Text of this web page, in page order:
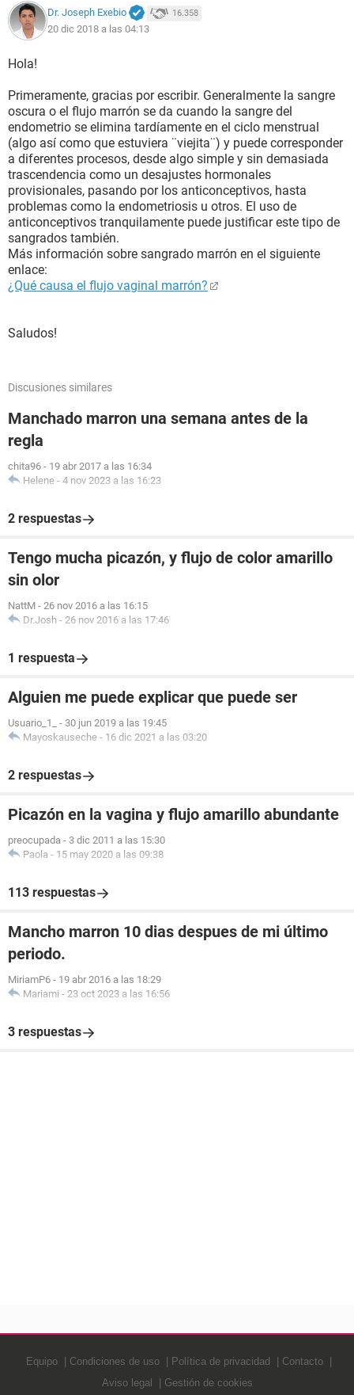
Dr. Joseph Exebio 16.358
20 dic 2018 a las 04:13
Hola!
Primeramente, gracias por escribir. Generalmente la sangre
oscura o el flujo marrón se da cuando la sangre del
endometrio se elimina tardíamente en el ciclo menstrual
(algo así como que estuviera ¨viejita¨) y puede corresponder
a diferentes procesos, desde algo simple y sin demasiada
trascendencia como un desajustes hormonales
provisionales, pasando por los anticonceptivos, hasta
problemas como la endometriosis u otros. El uso de
anticonceptivos tranquilamente puede justificar este tipo de
sangrados también.
Más información sobre sangrado marrón en el siguiente
enlace:
¿Qué causa el flujo vaginal marrón?
Saludos!
Discusiones similares
Manchado marron una semana antes de la
regla
chita96 - 19 abr 2017 a las 16:34
Helene - 4 nov 2023 a las 16:23
2 respuestas
Tengo mucha picazón, y flujo de color amarillo
sin olor
NattM - 26 nov 2016 a las 16:15
Dr.Josh - 26 nov 2016 a las 17:46
1 respuesta
Alguien me puede explicar que puede ser
Usuario_1_ - 30 jun 2019 a las 19:45
Mayoskauseche - 16 dic 2021 a las 03:20
2 respuestas
Picazón en la vagina y flujo amarillo abundante
preocupada - 3 dic 2011 a las 15:30
Paola - 15 may 2020 a las 09:38
113 respuestas
Mancho marron 10 dias despues de mi último
periodo.
MiriamP6 - 19 abr 2016 a las 18:29
Mariami - 23 oct 2023 a las 16:56
3 respuestas
Equipo Condiciones de uso Política de privacidad
Contacto
Aviso legal
Gestión de cookies